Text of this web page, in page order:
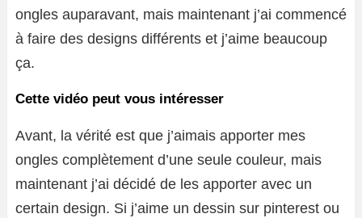
ongles auparavant, mais maintenant j’ai commencé
à faire des designs différents et j’aime beaucoup
ça.
Cette vidéo peut vous intéresser
Avant, la vérité est que j’aimais apporter mes
ongles complètement d’une seule couleur, mais
maintenant j’ai décidé de les apporter avec un
certain design. Si j’aime un dessin sur pinterest ou